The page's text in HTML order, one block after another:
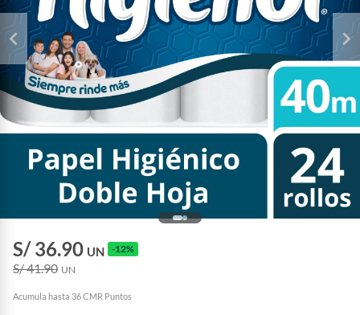
S/ 36.90 UN -12%
S/ 41.90 UN
Acumula hasta 36 CMR Puntos